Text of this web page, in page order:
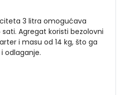
3 litra omogućava
Agregat koristi bezolovni
i masu od 14 kg, što ga
odlaganje.